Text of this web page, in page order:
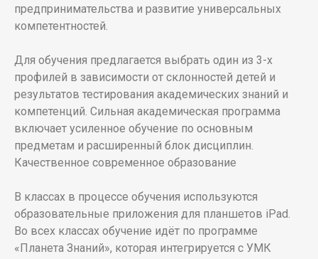
предпринимательства и развитие универсальных
компетентностей.
Для обучения предлагается выбрать один из 3-х
профилей в зависимости от склонностей детей и
результатов тестирования академических знаний и
компетенций. Сильная академическая программа
включает усиленное обучение по основным
предметам и расширенный блок дисциплин.
Качественное современное образование
В классах в процессе обучения используются
образовательные приложения для планшетов iPad.
Во всех классах обучение идёт по программе
«Планета Знаний», которая интегрируется с УМК